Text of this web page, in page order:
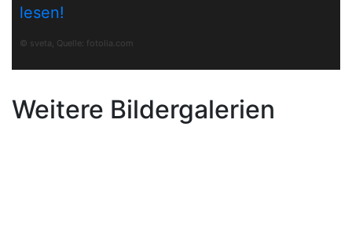
lesen!
© sveta, Quelle: fotolia.com
Weitere Bildergalerien